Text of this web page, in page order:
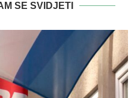
SE SVIDJETI